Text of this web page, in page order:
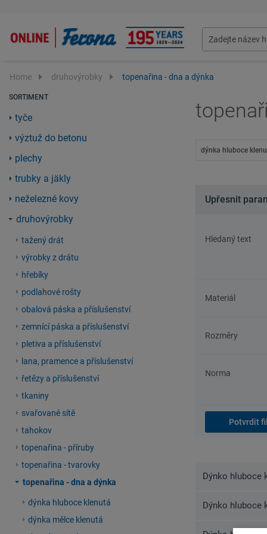
Home druhovýrobky topenařina - dna a dýnka
SORTIMENT
tyče
výztuž do betonu
plechy
trubky a jäkly
neželezné kovy
druhovýrobky
tažený drát
výrobky z drátu
hřebíky
podlahové rošty
obalová páska a příslušenství
zemnící páska a příslušenství
pletiva a příslušenství
lana, pramence a příslušenství
řetězy a příslušenství
tkaniny
svařované sítě
tahokov
topenařina - příruby
topenařina - tvarovky
topenařina - dna a dýnka
dýnka hluboce klenutá
dýnka mělce klenutá
dýnka hluboce
Upřesnit
Hledaný text
Materiál
Rozměry
Norma
Dýnko hluboce
Dýnko hluboce